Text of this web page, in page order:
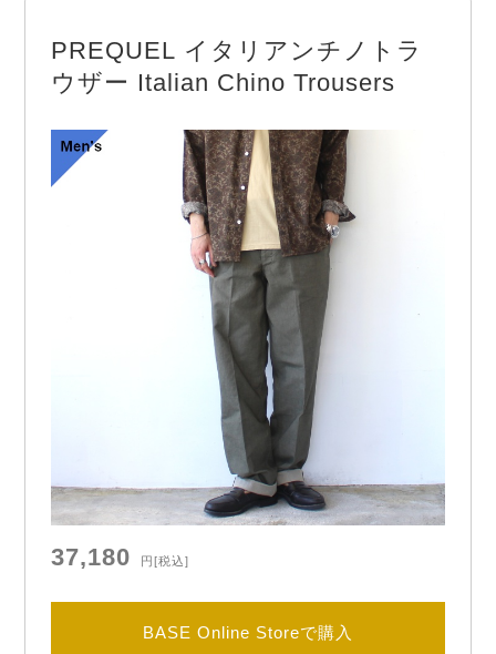
ンスを考慮したライトな生地。 …
PREQUEL イタリアンチノトラ
ウザー Italian Chino Trousers
37,180 円 [税込]
BASE Online Storeで購入